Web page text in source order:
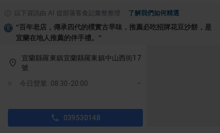
以下資訊由 AI 從部落客食記彙整整理 了解我們如何精選
“百年老店，傳承四代的樸實古早味，推薦必吃招牌花豆沙餅，是
宜蘭在地人推薦的伴手禮。 ”
宜蘭縣羅東鎮宜蘭縣羅東鎮中山西街17
號
今日營業: 08:30-20:00
039530148